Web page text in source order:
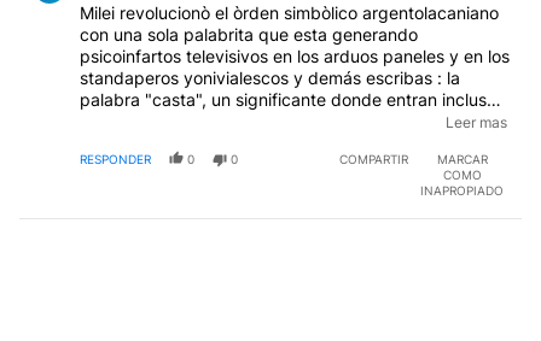
Milei revolucionò el òrden simbòlico argentolacaniano
con una sola palabrita que esta generando
psicoinfartos televisivos en los arduos paneles y en los
standaperos yonivialescos y demás escribas : la
palabra "casta", un significante donde entran incluso,
a juzgar por las amañadas y soporíferas peroratas
encuestas.
Leer mas
RESPONDER 0 0 COMPARTIR
MARCAR
COMO
INAPROPIADO